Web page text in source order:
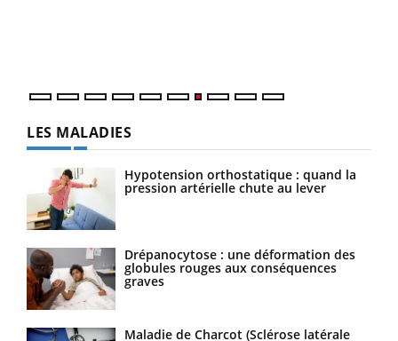
LES MALADIES
Hypotension orthostatique : quand la
pression artérielle chute au lever
Drépanocytose : une déformation des
globules rouges aux conséquences
graves
Maladie de Charcot (Sclérose latérale